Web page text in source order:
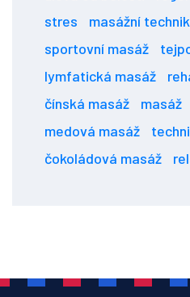
stres
masážní
sportovní masáž
lymfatická masáž
čínská masáž
masáž
medová masáž
čokoládová masáž